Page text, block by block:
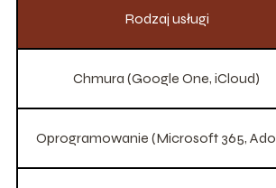
Rodzaj usługi
Chmura (Google One, iCloud)
Oprogramowanie (Microsoft 365,